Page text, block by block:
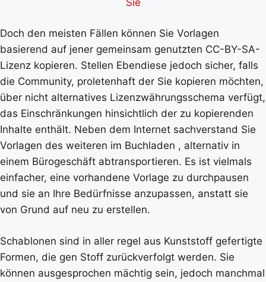
Doch den meisten Fällen können Sie Vorlagen
basierend auf jener gemeinsam genutzten CC-BY-SA-
Lizenz kopieren. Stellen Ebendiese jedoch sicher, falls
die Community, proletenhaft der Sie kopieren möchten,
über nicht alternatives Lizenzwährungsschema verfügt,
das Einschränkungen hinsichtlich der zu kopierenden
Inhalte enthält. Neben dem Internet sachverstand Sie
Vorlagen des weiteren im Buchladen , alternativ in
einem Bürogeschäft abtransportieren. Es ist vielmals
einfacher, eine vorhandene Vorlage zu durchpausen
und sie an Ihre Bedürfnisse anzupassen, anstatt sie
von Grund auf neu zu erstellen.
Schablonen sind in aller regel aus Kunststoff gefertigte
Formen, die gen Stoff zurückverfolgt werden. Sie
können ausgesprochen mächtig sein, jedoch manchmal